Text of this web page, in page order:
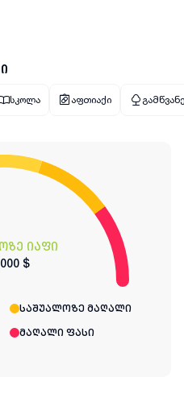
სკოლა აფთიაქი
იაფი
$
საშუალოზე მაღალი
მაღალი ფასი